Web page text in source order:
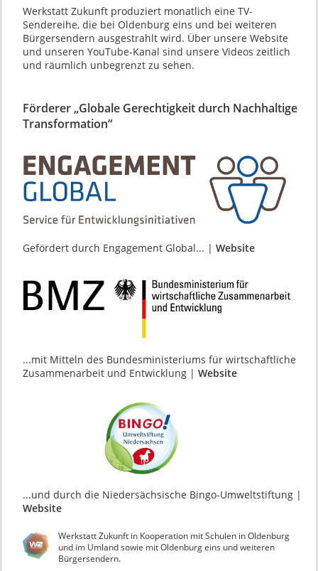
Werkstatt Zukunft produziert monatlich eine TV-
Sendereihe, die bei Oldenburg eins und bei weiteren
Bürgersendern ausgestrahlt wird. Über unsere Website
und unseren YouTube-Kanal sind unsere Videos zeitlich
und räumlich unbegrenzt zu sehen.
Förderer „Globale Gerechtigkeit durch Nachhaltige
Transformation“
Gefördert durch Engagement Global... | Website
...mit Mitteln des Bundesministeriums für wirtschaftliche
Zusammenarbeit und Entwicklung | Website
...und durch die Niedersächsische Bingo-Umweltstiftung |
Website
Werkstatt Zukunft in Kooperation mit Schulen in Oldenburg
und im Umland sowie mit Oldenburg eins und weiteren
Bürgersendern.